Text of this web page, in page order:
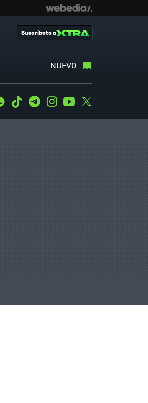
NUEVO
Suscríbete a
WhatsApp
Tiktok TelegramInstagramYoutube